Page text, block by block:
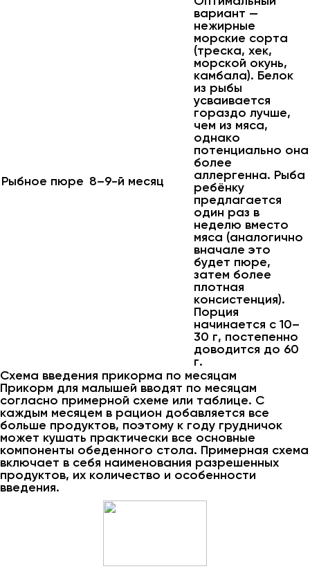
Рыбное пюре 8–9-й месяц
вариант —
нежирные
морские сорта
(треска, хек,
морской окунь,
камбала). Белок
из рыбы
усваивается
гораздо лучше,
чем из мяса,
однако
потенциально она
более
аллергенна. Рыба
ребёнку
предлагается
один раз в
неделю вместо
мяса (аналогично
вначале это
будет пюре,
затем более
плотная
консистенция).
Порция
начинается с 10–
30 г, постепенно
доводится до 60
г.
Схема введения прикорма по месяцам
Прикорм для малышей вводят по месяцам
согласно примерной схеме или таблице. С
каждым месяцем в рацион добавляется все
больше продуктов, поэтому к году грудничок
может кушать практически все основные
компоненты обеденного стола. Примерная схема
включает в себя наименования разрешенных
продуктов, их количество и особенности
введения.